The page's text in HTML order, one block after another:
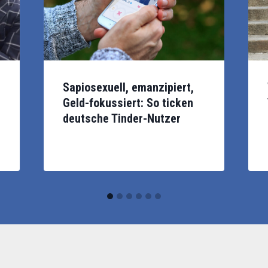
Tinder-Nutzer in Deutschland und der
Welt ticken. Foto: Alex Photo Stock -
Shutterstock.com
Sapiosexuell, emanzipiert,
Geld-fokussiert: So ticken
deutsche Tinder-Nutzer